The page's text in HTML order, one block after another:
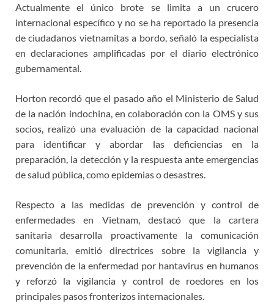
Actualmente el único brote se limita a un crucero
internacional específico y no se ha reportado la presencia
de ciudadanos vietnamitas a bordo, señaló la especialista
en declaraciones amplificadas por el diario electrónico
gubernamental.
Horton recordó que el pasado año el Ministerio de Salud
de la nación indochina, en colaboración con la OMS y sus
socios, realizó una evaluación de la capacidad nacional
para identificar y abordar las deficiencias en la
preparación, la detección y la respuesta ante emergencias
de salud pública, como epidemias o desastres.
Respecto a las medidas de prevención y control de
enfermedades en Vietnam, destacó que la cartera
sanitaria desarrolla proactivamente la comunicación
comunitaria, emitió directrices sobre la vigilancia y
prevención de la enfermedad por hantavirus en humanos
y reforzó la vigilancia y control de roedores en los
principales pasos fronterizos internacionales.